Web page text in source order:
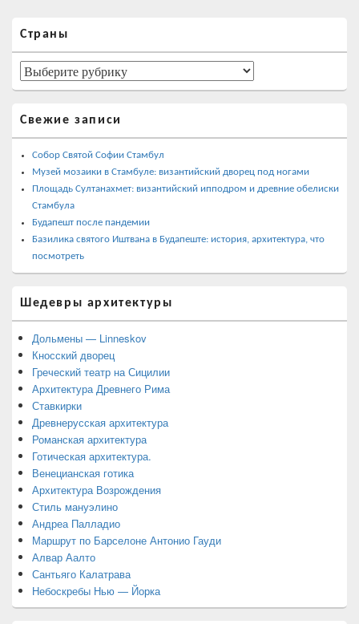
основной
боковой
панели
Страны
Страны
Свежие записи
Собор Святой Софии Стамбул
Музей мозаики в Стамбуле: византийский дворец под ногами
Площадь Султанахмет: византийский ипподром и древние обелиски
Стамбула
Будапешт после пандемии
Базилика святого Иштвана в Будапеште: история, архитектура, что
посмотреть
Шедевры архитектуры
Дольмены — Linneskov
Кносский дворец
Греческий театр на Сицилии
Архитектура Древнего Рима
Ставкирки
Древнерусская архитектура
Романская архитектура
Готическая архитектура.
Венецианская готика
Архитектура Возрождения
Стиль мануэлино
Андреа Палладио
Маршрут по Барселоне Антонио Гауди
Алвар Аалто
Сантьяго Калатрава
Небоскребы Нью — Йорка